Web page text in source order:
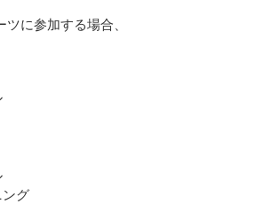
に参加する場合、
グ